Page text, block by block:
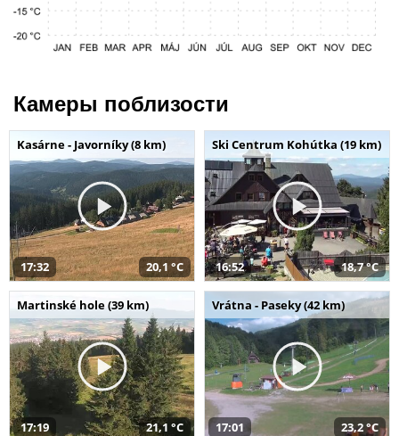
Камеры поблизости
Kasárne - Javorníky (8 km)
17:32 20,1 °C
Ski Centrum Kohútka (19 km)
16:52 18,7 °C
Martinské hole (39 km)
17:19 21,1 °C
Vrátna - Paseky (42 km)
17:01 23,2 °C